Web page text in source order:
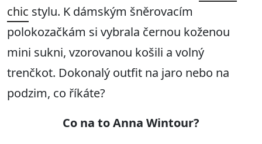
chic stylu. K dámským šněrovacím
polokozačkám si vybrala černou koženou
mini sukni, vzorovanou košili a volný
trenčkot. Dokonalý outfit na jaro nebo na
podzim, co říkáte?
Co na to Anna Wintour?